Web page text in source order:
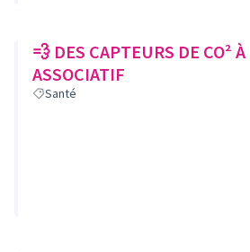
💨 DES CAPTEURS DE CO²
ASSOCIATIF
Santé